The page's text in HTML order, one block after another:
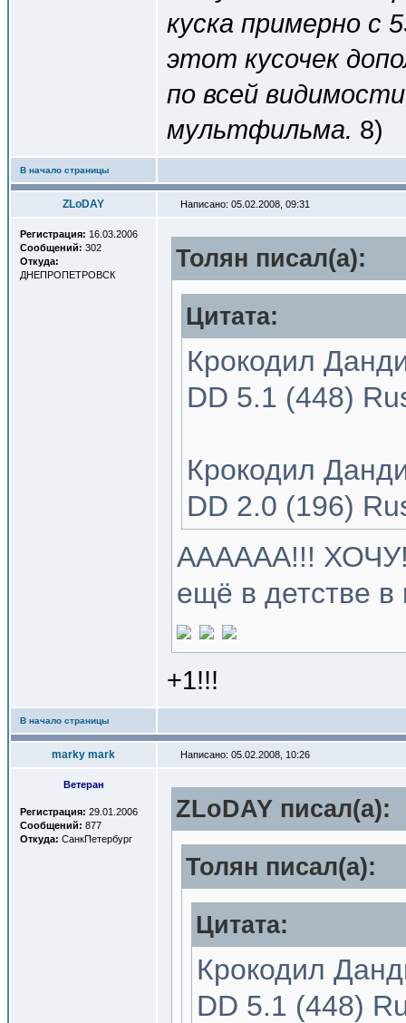
куска примерно
этот кусочек
по всей
мультфильма. 8)
В начало страницы
ZLoDAY Написано: 05.02.2008, 09:31
Регистрация: 16.03.2006
Сообщений: 302
Откуда:
ДНЕПРОПЕТРОВСК
Толян писал(a):
Цитата:
Крокодил
DD 5.1 (448)
Крокодил
DD 2.0 (196)
АААААА!!!
ещё в детстве в
+1!!!
В начало страницы
marky mark Написано: 05.02.2008, 10:26
Ветеран
Регистрация: 29.01.2006
Сообщений: 877
Откуда: СанкПетербург
ZLoDAY писал(a):
Толян писал(a):
Цитата:
Крокодил
DD 5.1 (448)